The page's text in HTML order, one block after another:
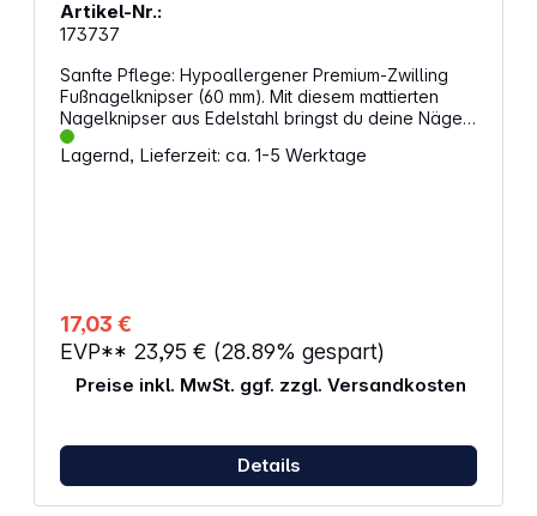
Artikel-Nr.:
173737
Sanfte Pflege: Hypoallergener Premium-Zwilling
Fußnagelknipser (60 mm). Mit diesem mattierten
Nagelknipser aus Edelstahl bringst du deine Nägel
schnell und sauber in Form. Die leicht gebogene
Schneide sorgt für einen kontrollierten Schnitt,
Eigenschaften: Leicht gebogene Schneide für
kontrolliertes Kürzen der Nägel Besonders scharfe
Schneide für saubere Ergebnisse Harte
Schneidflächen für lange Nutzungsdauer Aus
rostfreiem Edelstahl mit matter Oberfläche
Lagernd, Lieferzeit: ca. 1-5 Werktage
17,03 €
EVP** 23,95 € (28.89% gespart)
Preise inkl. MwSt. ggf. zzgl. Versandkosten
Details